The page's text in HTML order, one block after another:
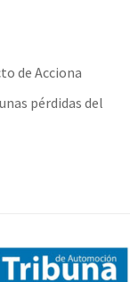
de Acciona
pérdidas del